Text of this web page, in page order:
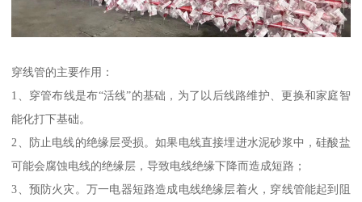
穿线管的主要作用：
1、穿管布线是布“活线”的基础，为了以后线路维护、更换和家庭智
能化打下基础。
2、防止电线的绝缘层受损。如果电线直接埋进水泥砂浆中，硅酸盐
可能会腐蚀电线的绝缘层，导致电线绝缘下降而造成短路；
3、预防火灾。万一电器短路造成电线绝缘层着火，穿线管能起到阻